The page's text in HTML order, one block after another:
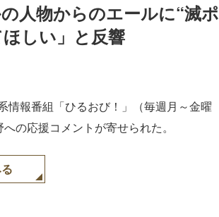
人物からのエールに“滅ポ
しい」と反響
情報番組「ひるおび！」（毎週月～金曜
の応援コメントが寄せられた。